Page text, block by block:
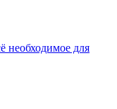
необходимое для